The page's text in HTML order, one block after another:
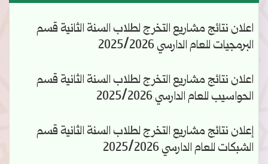
اعلان نتائج مشاريع التخرج لطلاب السنة الثانية قسم
البرمجيات للعام الدارسي 2025/2026
اعلان نتائج مشاريع التخرج لطلاب السنة الثانية قسم
الحواسيب للعام الدارسي 2025/2026
إعلان نتائج مشاريع التخرج لطلاب السنة الثانية قسم
الشبكات للعام الدارسي 2025/2026